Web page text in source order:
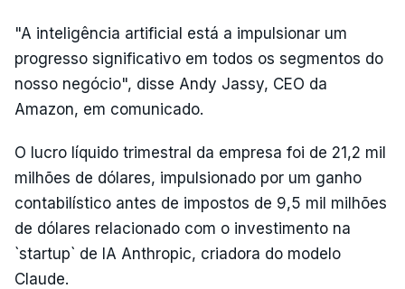
"A inteligência artificial está a impulsionar um
progresso significativo em todos os segmentos do
nosso negócio", disse Andy Jassy, CEO da
Amazon, em comunicado.
O lucro líquido trimestral da empresa foi de 21,2 mil
milhões de dólares, impulsionado por um ganho
contabilístico antes de impostos de 9,5 mil milhões
de dólares relacionado com o investimento na
`startup` de IA Anthropic, criadora do modelo
Claude.